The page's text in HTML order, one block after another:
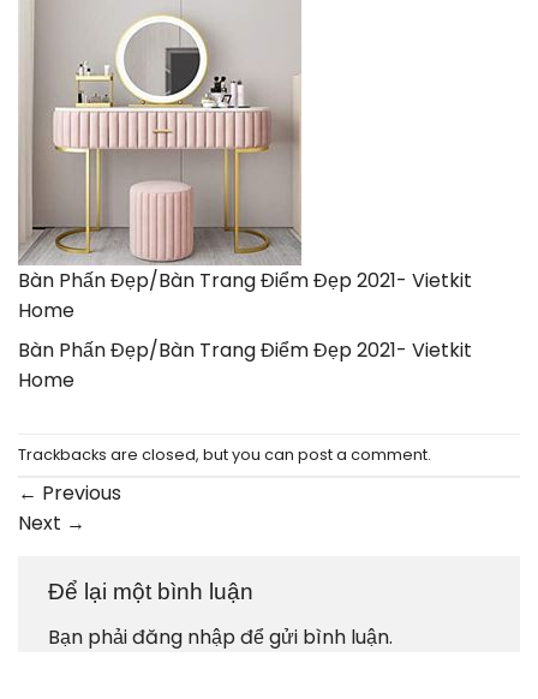
Bàn Phấn Đẹp/Bàn Trang Điểm Đẹp 2021- Vietkit
Home
Bàn Phấn Đẹp/Bàn Trang Điểm Đẹp 2021- Vietkit
Home
Trackbacks are closed, but you can post a comment.
← Previous
Next →
Để lại một bình luận
Bạn phảiđăng nhậpđể gửi bình luận.